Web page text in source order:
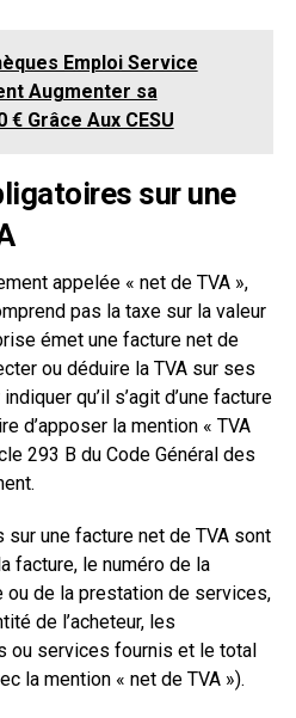
Emploi Service
Augmenter sa
Grâce Aux CESU
sur une
appelée « net de TVA »,
pas la taxe sur la valeur
émet une facture net de
ou déduire la TVA sur ses
qu’il s’agit d’une facture
d’apposer la mention « TVA
293 B du Code Général des
une facture net de TVA sont
facture, le numéro de la
ou de la prestation de services,
de l’acheteur, les
ou services fournis et le total
la mention « net de TVA »).